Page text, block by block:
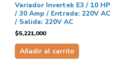
Variador Invertek E3 / 10 HP
/ 30 Amp / Entrada: 220V AC
/ Salida: 220V AC
$5,221,000
Añadir al carrito